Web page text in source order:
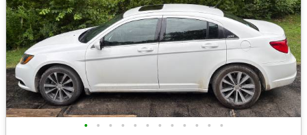
• • • • • • • • • • • •